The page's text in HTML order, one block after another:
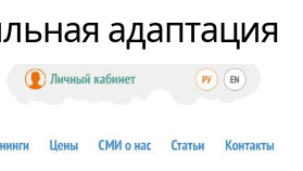
адаптация